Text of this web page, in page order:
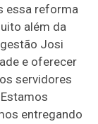
essa reforma
além da
Josi
e oferecer
servidores
entregando